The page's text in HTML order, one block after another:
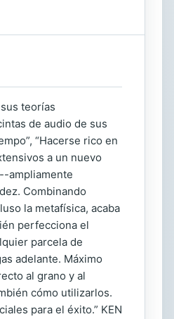
teorías
de audio de sus
“Hacerse rico en
a un nuevo
ampliamente
Combinando
la metafísica, acaba
perfecciona el
parcela de
adelante. Máximo
al grano y al
cómo utilizarlos.
para el éxito.” KEN